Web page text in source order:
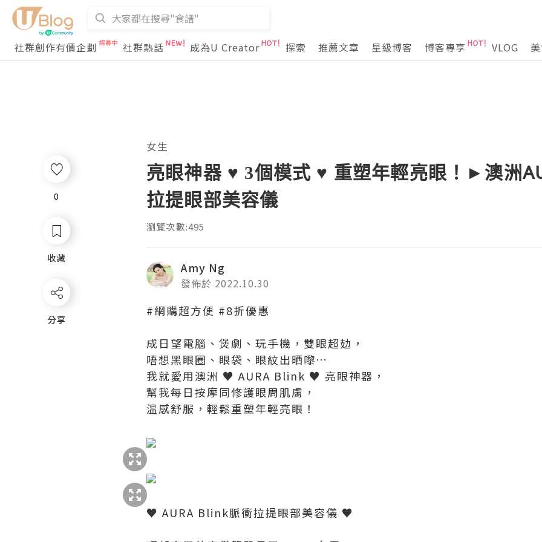
社群創作有價企劃 社群熱話 成為U Creator 探索 推薦文章 星級博客 博客專享 VLOG
0
收藏
分享
女生
亮眼神器 ♥ 3個模式 ♥ 重塑年輕亮眼！►澳洲
拉提眼部美容儀
瀏覽次數:495
Amy Ng
發佈於 2022.10.30
#網購超方便 #8折優惠
成日望電腦、煲劇、玩手機，雙眼超攰，
唔想黑眼圈、眼袋、眼紋出晒嚟…
我就愛用澳洲 ♥ AURA Blink ♥ 亮眼神器，
幫我每日按摩同修護眼周肌膚，
温感舒服，輕鬆重塑年輕亮眼！
♥ AURA Blink脈衝拉提眼部美容儀 ♥
0
收藏
分享